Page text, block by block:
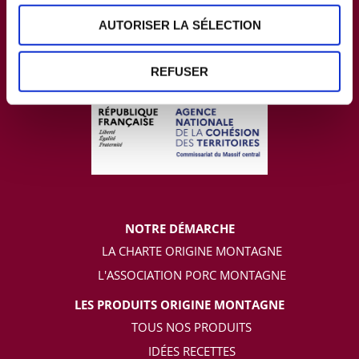
AUTORISER LA SÉLECTION
REFUSER
NOTRE DÉMARCHE
LA CHARTE ORIGINE MONTAGNE
L'ASSOCIATION PORC MONTAGNE
LES PRODUITS ORIGINE MONTAGNE
TOUS NOS PRODUITS
IDÉES RECETTES